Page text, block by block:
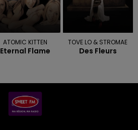
ATOMIC KITTEN
Eternal Flame
TOVE LO & STROMAE
Des Fleurs